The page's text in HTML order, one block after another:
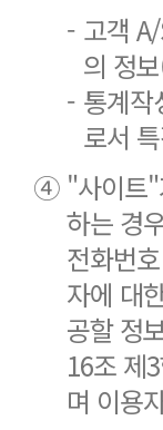
- 고객
의 정
- 통계작
로서
④ "사이트
하는 경
전화번
자에 대
공할 정
16조 제
며 이용